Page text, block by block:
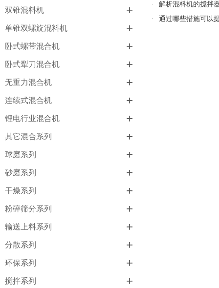
双锥混料机 +
单锥双螺旋混料机 +
卧式螺带混合机 +
卧式犁刀混合机 +
无重力混合机 +
连续式混合机 +
锂电行业混合机 +
其它混合系列 +
球磨系列 +
砂磨系列 +
干燥系列 +
粉碎筛分系列 +
输送上料系列 +
分散系列 +
环保系列 +
搅拌系列 +
·
解析混料机的搅拌
·
通过哪些措施可以